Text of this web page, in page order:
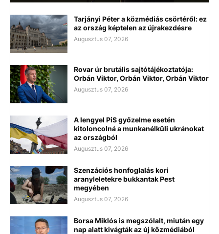
Tarjányi Péter a közmédiás csörtéről: ez
az ország képtelen az újrakezdésre
Augusztus 07, 2026
Rovar úr brutális sajtótájékoztatója:
Orbán Viktor, Orbán Viktor, Orbán Viktor
Augusztus 07, 2026
A lengyel PiS győzelme esetén
kitoloncolná a munkanélküli ukránokat
az országból
Augusztus 07, 2026
Szenzációs honfoglalás kori
aranyleletekre bukkantak Pest
megyében
Augusztus 07, 2026
Borsa Miklós is megszólalt, miután egy
nap alatt kivágták az új közmédiából